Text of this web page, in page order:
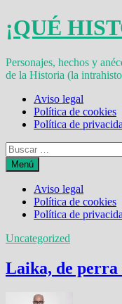
Saltar
al
¡QUÉ
Personajes, hechos y
de la Historia (la
Aviso legal
Política de cookies
Política de
Buscar:
Menú
Aviso legal
Política de cookies
Política de
Uncategorized
Laika, de perra